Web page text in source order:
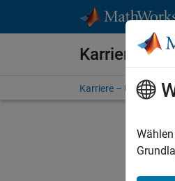
Karriere bei
Karriere – Übersicht